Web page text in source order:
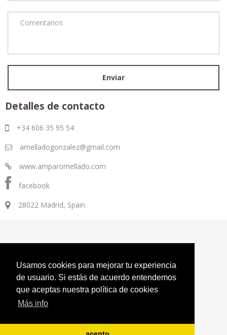
Usamos cookies para mejorar tu experiencia
de usuario. Si estás de acuerdo entendemos
que aceptas nuestra política de cookies
Más info
Detalles de contacto
+34 606 35 95 54
amelladogonzalez@gmail.com
www.amparomellado.com
facebook
28022 Madrid, Spain
Obra Artista Contacto
© Amparo Mellado 2026. All Rights reserved